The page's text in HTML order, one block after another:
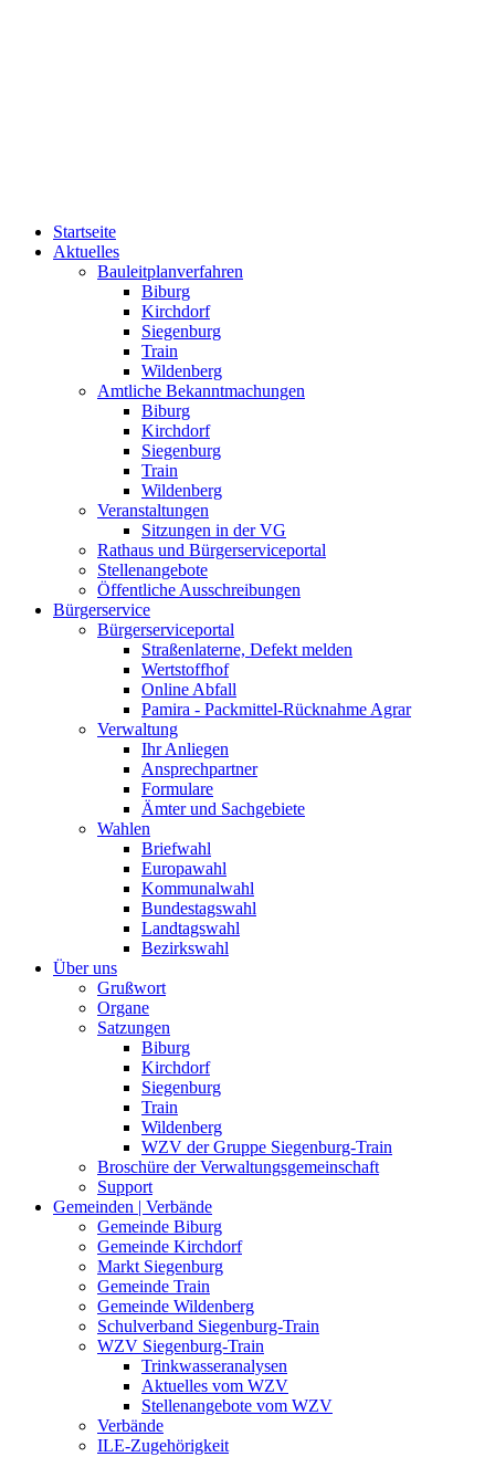
Startseite
Aktuelles
Bauleitplanverfahren
Biburg
Kirchdorf
Siegenburg
Train
Wildenberg
Amtliche Bekanntmachungen
Biburg
Kirchdorf
Siegenburg
Train
Wildenberg
Veranstaltungen
Sitzungen in der VG
Rathaus und Bürgerserviceportal
Stellenangebote
Öffentliche Ausschreibungen
Bürgerservice
Bürgerserviceportal
Straßenlaterne, Defekt melden
Wertstoffhof
Online Abfall
Pamira - Packmittel-Rücknahme Agrar
Verwaltung
Ihr Anliegen
Ansprechpartner
Formulare
Ämter und Sachgebiete
Wahlen
Briefwahl
Europawahl
Kommunalwahl
Bundestagswahl
Landtagswahl
Bezirkswahl
Über uns
Grußwort
Organe
Satzungen
Biburg
Kirchdorf
Siegenburg
Train
Wildenberg
WZV der Gruppe Siegenburg-Train
Broschüre der Verwaltungsgemeinschaft
Support
Gemeinden | Verbände
Gemeinde Biburg
Gemeinde Kirchdorf
Markt Siegenburg
Gemeinde Train
Gemeinde Wildenberg
Schulverband Siegenburg-Train
WZV Siegenburg-Train
Trinkwasseranalysen
Aktuelles vom WZV
Stellenangebote vom WZV
Verbände
ILE-Zugehörigkeit